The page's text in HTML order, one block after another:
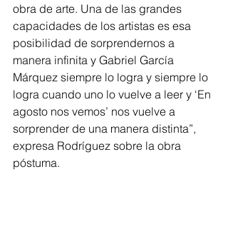
obra de arte. Una de las grandes
capacidades de los artistas es esa
posibilidad de sorprendernos a
manera infinita y Gabriel García
Márquez siempre lo logra y siempre lo
logra cuando uno lo vuelve a leer y ‘En
agosto nos vemos’ nos vuelve a
sorprender de una manera distinta”,
expresa Rodríguez sobre la obra
póstuma.